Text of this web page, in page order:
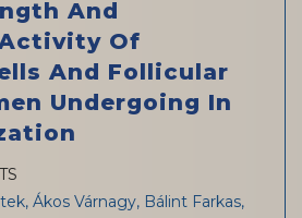
And
Of
And Follicular
Undergoing In
Ákos Várnagy, Bálint Farkas,